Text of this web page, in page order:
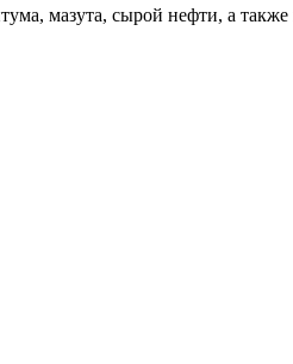
мазута, сырой нефти, а